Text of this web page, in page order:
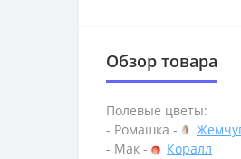
Обзор товара
Полевые цветы:
- Ромашка -
- Мак -
Коралл